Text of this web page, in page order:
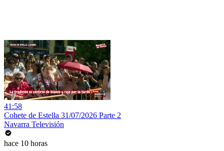
41:58
Cohete de Estella 31/07/2026 Parte 2
Navarra Televisión
hace 10 horas